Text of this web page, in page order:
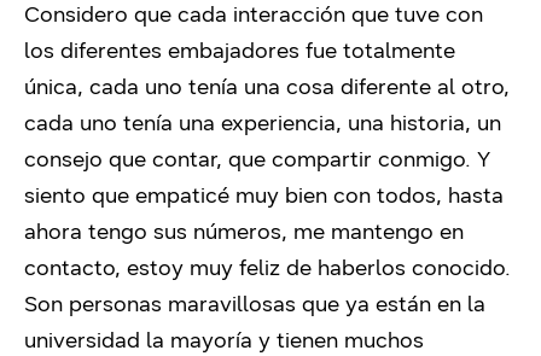
Considero que cada interacción que tuve con
los diferentes embajadores fue totalmente
única, cada uno tenía una cosa diferente al otro,
cada uno tenía una experiencia, una historia, un
consejo que contar, que compartir conmigo. Y
siento que empaticé muy bien con todos, hasta
ahora tengo sus números, me mantengo en
contacto, estoy muy feliz de haberlos conocido.
Son personas maravillosas que ya están en la
universidad la mayoría y tienen muchos